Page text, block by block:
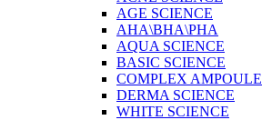
AGE SCIENCE
AHA\BHA\PHA
AQUA SCIENCE
BASIC SCIENCE
COMPLEX AMPOULE
DERMA SCIENCE
WHITE SCIENCE